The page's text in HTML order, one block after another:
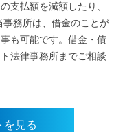
支払額を減額したり、
務所は、借金のことが
も可能です。借金・債
法律事務所までご相談
を見る